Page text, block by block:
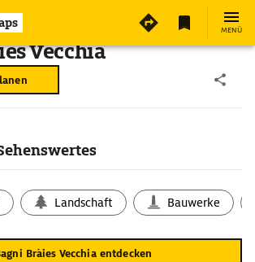
MENÜ
Vecchia
Landschaft Bauwerke
Bràies Vecchia entdecken